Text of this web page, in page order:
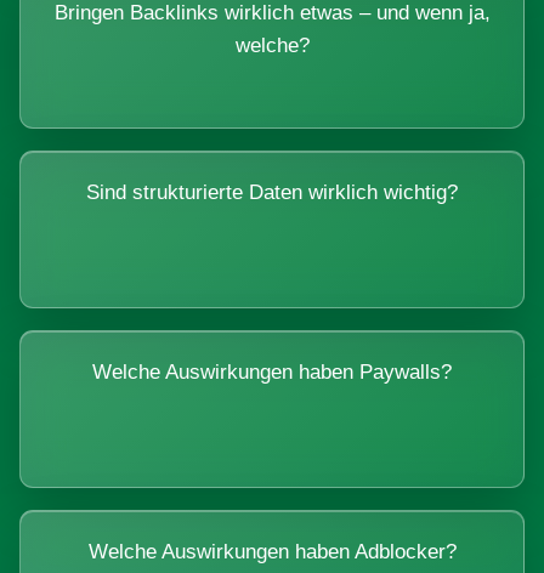
Bringen Backlinks wirklich etwas – und wenn ja,
welche?
Sind strukturierte Daten wirklich wichtig?
Welche Auswirkungen haben Paywalls?
Welche Auswirkungen haben Adblocker?